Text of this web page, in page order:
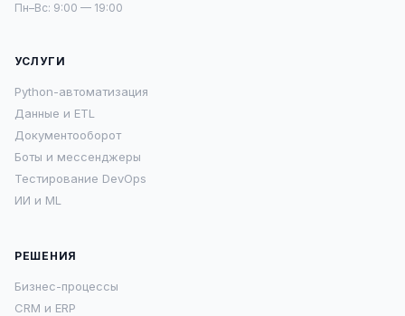
Пн–Вс: 9:00 — 19:00
УСЛУГИ
Python-автоматизация
Данные и ETL
Документооборот
Боты и мессенджеры
Тестирование DevOps
ИИ и ML
РЕШЕНИЯ
Бизнес-процессы
CRM и ERP